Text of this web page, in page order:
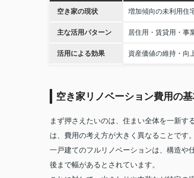
空き家の現状 増加傾向の未利用住
主な活用パターン 居住用・賃貸用・事
活用による効果 資産価値の維持・向
空き家リノベーション費用の
まず押さえたいのは、住まい全体を一新
は、費用の考え方が大きく異なることです。
一戸建てのフルリノベーションは、構造や
後まで幅があるとされています。